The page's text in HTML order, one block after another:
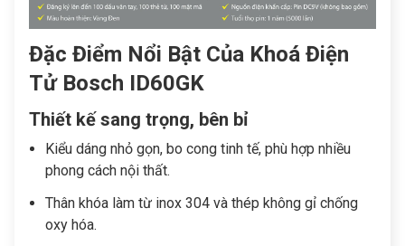
Đặc Điểm Nổi Bật Của Khoá Điện
Tử Bosch ID60GK
Thiết kế sang trọng, bên bỉ
Kiểu dáng nhỏ gọn, bo cong tinh tế, phù hợp nhiều
phong cách nội thất.
Thân khóa làm từ inox 304 và thép không gỉ chống
oxy hóa.